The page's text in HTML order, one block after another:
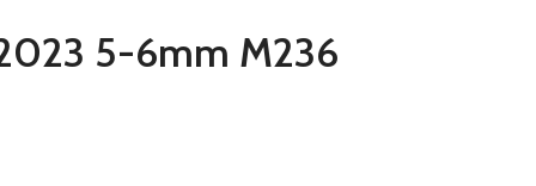
5-6mm M236